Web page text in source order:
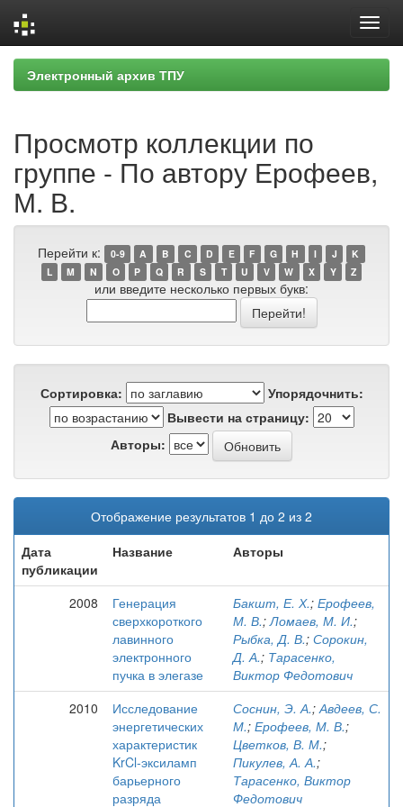
Skip
navigation
Электронный архив ТПУ
Просмотр коллекции по
группе - По автору Ерофеев,
М. В.
Перейти к: 0-9 A B C D E F G H I J
K
L
M N O P Q R S T U V W X Y Z
или введите несколько первых букв:
Сортировка:
Упорядочнить:
Вывести на страницу:
Авторы:
Отображение результатов 1 до 2 из 2
Дата
публикации
Название Авторы
2008
Генерация
сверхкороткого
лавинного
электронного
пучка в элегазе
Бакшт, Е. Х.; Ерофеев,
М. В.;Ломаев, М. И.;
Рыбка, Д. В.; Сорокин,
Д. А.; Тарасенко,
Виктор Федотович
2010
Исследование
энергетических
характеристик
KrCl-эксиламп
барьерного
разряда
Соснин, Э. А.;Авдеев, С.
М.; Ерофеев, М. В.;
Цветков, В. М.;
Пикулев, А. А.;
Тарасенко, Виктор
Федотович